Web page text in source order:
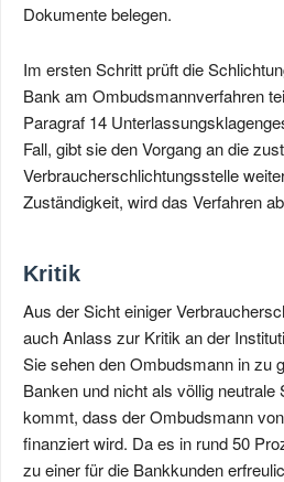
Dokumente belegen.
Im ersten Schritt prüft die
Bank am Ombudsmannverfahren
Paragraf 14
Fall, gibt sie den Vorgang an die
Verbraucherschlichtungsstelle
Zuständigkeit, wird das Verfahren
Kritik
Aus der Sicht einiger
auch Anlass zur Kritik an der
Sie sehen den Ombudsmann in zu
Banken und nicht als völlig
kommt, dass der Ombudsmann
finanziert wird. Da es in rund 50
zu einer für die Bankkunden